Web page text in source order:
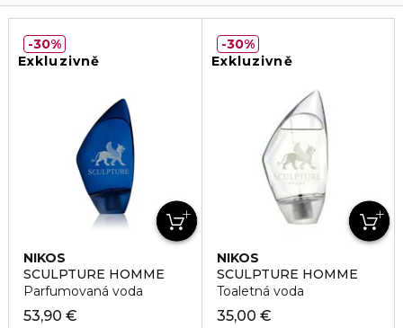
Exkluzivně
NIKOS
SCULPTURE HOMME
Parfumovaná voda
53,90 €
30%
Exkluzivně
NIKOS
SCULPTURE HOMME
Toaletná voda
35,00 €
30%